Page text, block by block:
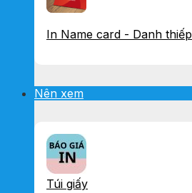
In Name card - Danh thiếp
Nên xem
Túi giấy